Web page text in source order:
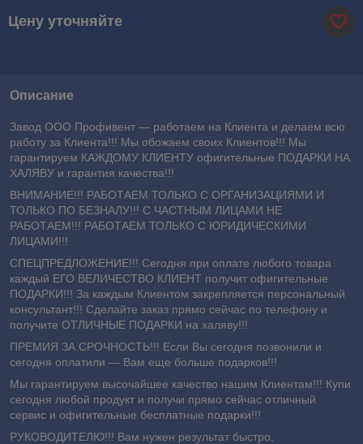
Цену уточняйте
Описание
Завод ООО Профивент ― работаем на Клиента и делаем всю
работу за Клиента!!! Мы обожаем своих Клиентов!!! Мы
гарантируем КАЖДОМУ КЛИЕНТУ офигительные ПОДАРКИ НА
ХАЛЯВУ и гарантия качества!!!
ВНИМАНИЕ!!! РАБОТАЕМ ТОЛЬКО С ОРГАНИЗАЦИЯМИ И
ТОЛЬКО ПО БЕЗНАЛУ!!! С ЧАСТНЫМ ЛИЦАМИ НЕ
РАБОТАЕМ!!! РАБОТАЕМ ТОЛЬКО С ЮРИДИЧЕСКИМИ
ЛИЦАМИ!!!
СПЕЦПРЕДЛОЖЕНИЕ!!! Сегодня при оплате любого товара
каждый ЕГО ВЕЛИЧЕСТВО КЛИЕНТ получит офигительные
ПОДАРКИ!!! За каждым Клиентом закрепляется персональный
консультант!!! Сделайте заказ прямо сейчас по телефону и
получите ОТЛИЧНЫЕ ПОДАРКИ на халяву!!!
ПРЕМИЯ ЗА СРОЧНОСТЬ!!! Если Вы сегодня позвонили и
сегодня оплатили ― Вам еще больше подарков!!!
Мы гарантируем высочайшее качество нашим Клиентам!!! Купи
сегодня любой продукт и получи прямо сейчас отличный
сервис и офигительные бесплатные подарки!!!
РУКОВОДИТЕЛЮ!!! Вам нужен результат быстро,